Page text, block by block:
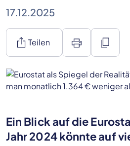
17.12.2025
ios_share Teilen print content_copy
Ein Blick auf die
Jahr 2024 könnte auf